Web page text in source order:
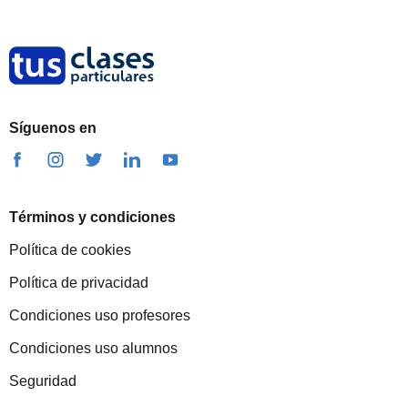
Síguenos en
Términos y condiciones
Política de cookies
Política de privacidad
Condiciones uso profesores
Condiciones uso alumnos
Seguridad